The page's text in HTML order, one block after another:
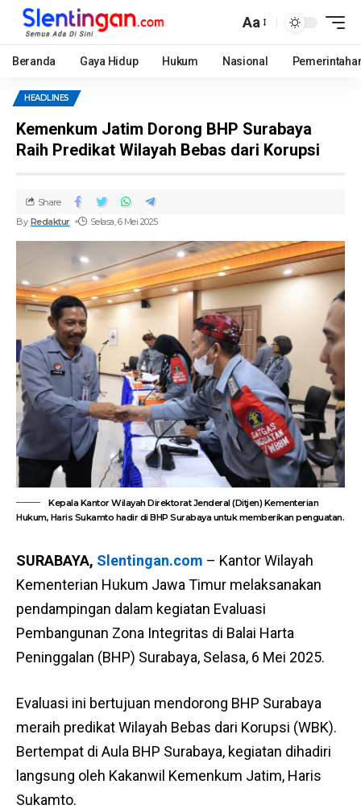
Aa
Beranda Gaya Hidup Hukum Nasional
HEADLINES
Kemenkum Jatim Dorong BHP Surabaya
Raih Predikat Wilayah Bebas dari Korupsi
By Redaktur Selasa, 6 Mei 2025
Share
Kepala Kantor Wilayah Direktorat Jenderal (Ditjen) Kementerian
Hukum, Haris Sukamto hadir di BHP Surabaya untuk memberikan penguatan.
SURABAYA, Slentingan.com – Kantor Wilayah
Kementerian Hukum Jawa Timur melaksanakan
pendampingan dalam kegiatan Evaluasi
Pembangunan Zona Integritas di Balai Harta
Peninggalan (BHP) Surabaya, Selasa, 6 Mei 2025.
Evaluasi ini bertujuan mendorong BHP Surabaya
meraih predikat Wilayah Bebas dari Korupsi (WBK).
Bertempat di Aula BHP Surabaya, kegiatan dihadiri
langsung oleh Kakanwil Kemenkum Jatim, Haris
Sukamto.